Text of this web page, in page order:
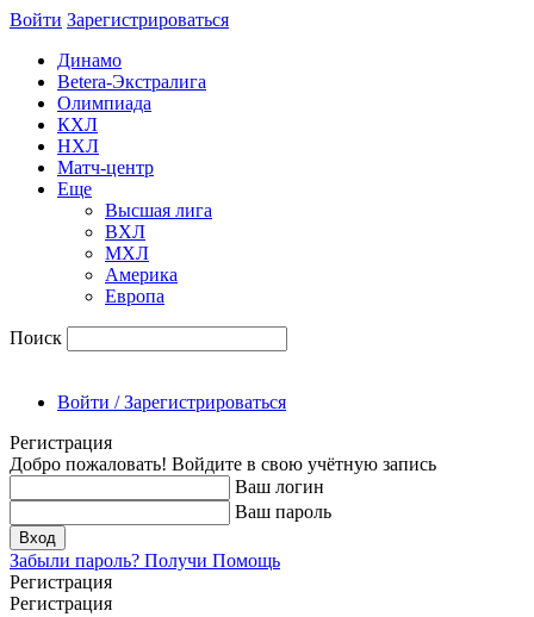
Войти Зарегиcтрироваться
Динамо
Betera-Экстралига
Олимпиада
КХЛ
НХЛ
Матч-центр
Еще
Высшая лига
ВХЛ
МХЛ
Америка
Европа
Поиск
Войти / Зарегистрироваться
Регистрация
Добро пожаловать! Войдите в свою учётную запись
Ваш логин
Ваш пароль
Забыли пароль? Получи Помощь
Регистрация
Регистрация